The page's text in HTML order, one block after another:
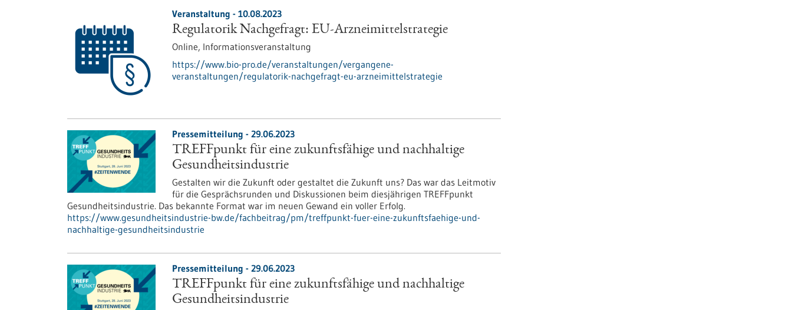
Veranstaltung - 10.08.2023
Regulatorik Nachgefragt: EU-Arzneimittelstrategie
Online, Informationsveranstaltung
https://www.bio-pro.de/veranstaltungen/vergangene-
veranstaltungen/regulatorik-nachgefragt-eu-arzneimittelstrategie
Pressemitteilung - 29.06.2023
TREFFpunkt für eine zukunftsfähige und nachhaltige
Gesundheitsindustrie
Gestalten wir die Zukunft oder gestaltet die Zukunft uns? Das war das Leitmotiv
für die Gesprächsrunden und Diskussionen beim diesjährigen TREFFpunkt
Gesundheitsindustrie. Das bekannte Format war im neuen Gewand ein voller Erfolg.
https://www.gesundheitsindustrie-bw.de/fachbeitrag/pm/treffpunkt-fuer-eine-zukunftsfaehige-und-
nachhaltige-gesundheitsindustrie
Pressemitteilung - 29.06.2023
TREFFpunkt für eine zukunftsfähige und nachhaltige
Gesundheitsindustrie